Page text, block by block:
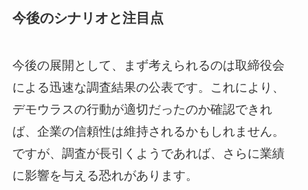
今後のシナリオと注目点
今後の展開として、まず考えられるのは取締役会
による迅速な調査結果の公表です。これにより、
デモウラスの行動が適切だったのか確認できれ
ば、企業の信頼性は維持されるかもしれません。
ですが、調査が長引くようであれば、さらに業績
に影響を与える恐れがあります。